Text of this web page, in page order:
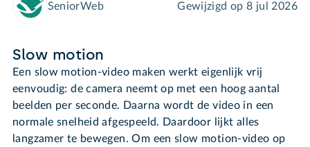
SeniorWeb Gewijzigd op8 jul 2026
Slow motion
Een slow motion-video maken werkt eigenlijk vrij
eenvoudig: de camera neemt op met een hoog aantal
beelden per seconde. Daarna wordt de video in een
normale snelheid afgespeeld. Daardoor lijkt alles
langzamer te bewegen. Om een slow motion-video op